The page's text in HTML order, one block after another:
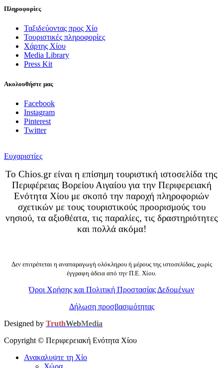
Πληροφορίες
Ταξιδεύοντας προς Χίο
Τουριστικές πληροφορίες
Χάρτης Χίου
Media Library
Press Kit
Ακολουθήστε μας
Facebook
Instagram
Pinterest
Twitter
Ευχαριστίες
Το Chios.gr είναι η επίσημη τουριστική ιστοσελίδα της
Περιφέρειας Βορείου Αιγαίου για την Περιφερειακή
Ενότητα Χίου με σκοπό την παροχή πληροφοριών
σχετικών με τους τουριστικούς προορισμούς του
νησιού, τα αξιοθέατα, τις παραλίες, τις δραστηριότητες
και πολλά ακόμα!
Δεν επιτρέπεται η αναπαραγωγή ολόκληρου ή μέρους της ιστοσελίδας, χωρίς
έγγραφη άδεια από την Π.Ε. Χίου.
Όροι Χρήσης και Πολιτική Προστασίας Δεδομένων
Δήλωση προσβασιμότητας
Designed by TruthWebMedia
Copyright © Περιφερειακή Ενότητα Χίου
Ανακαλυψτε τη Χίο
Χώρα